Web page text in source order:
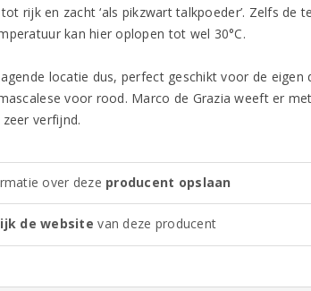
rijk en zacht ‘als pikzwart talkpoeder’. Zelfs de
kan hier oplopen tot wel 30°C.
locatie dus, perfect geschikt voor de
voor rood. Marco de Grazia weeft er
verfijnd.
over deze producent opslaan
de website van deze producent